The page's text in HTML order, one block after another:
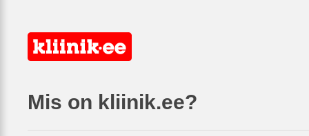
Mis on kliinik.ee?